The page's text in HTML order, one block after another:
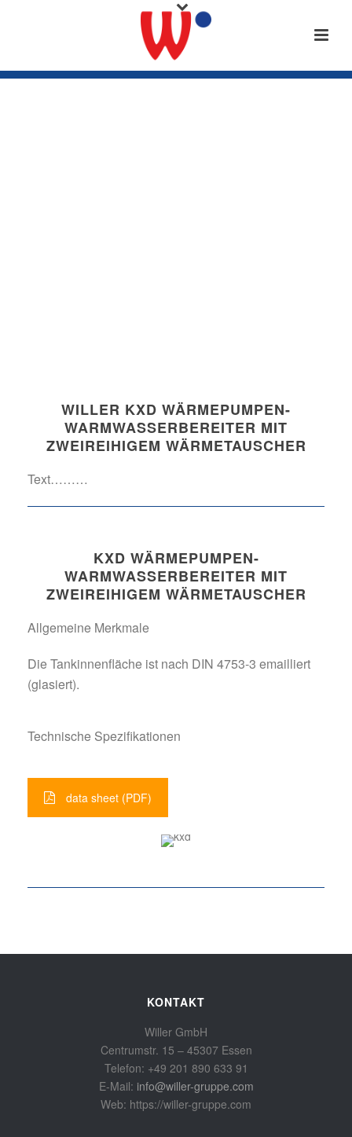
WILLER KXD WÄRMEPUMPEN-
WARMWASSERBEREITER MIT
ZWEIREIHIGEM WÄRMETAUSCHER
Text………
KXD WÄRMEPUMPEN-
WARMWASSERBEREITER MIT
ZWEIREIHIGEM WÄRMETAUSCHER
Allgemeine Merkmale
Die Tankinnenfläche ist nach DIN 4753-3 emailliert
(glasiert).
Technische Spezifikationen
data sheet (PDF)
KONTAKT
Willer GmbH
Centrumstr. 15 – 45307 Essen
Telefon: +49 201 890 633 91
E-Mail: info@willer-gruppe.com
Web: https://willer-gruppe.com